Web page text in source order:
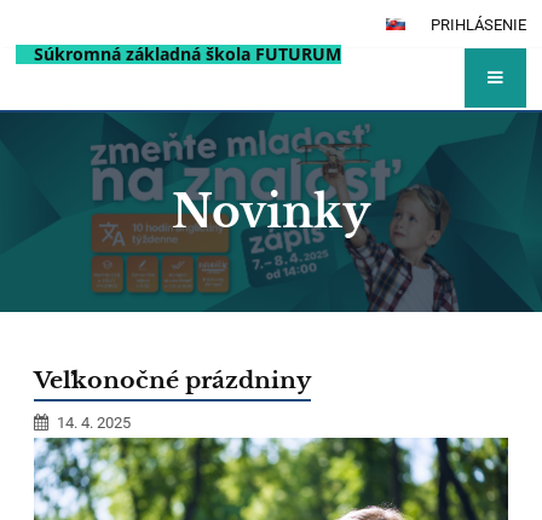
PRIHLÁSENIE
Súkromná základná škola FUTURUM
Novinky
Veľkonočné prázdniny
14. 4. 2025